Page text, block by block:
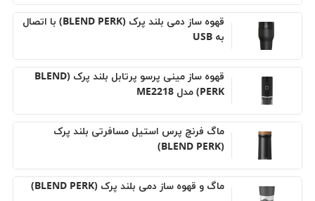
قهوه ساز دمی بلند پرک (BLEND PERK) با اتصال
به USB
قهوه ساز مینی پرسو پرتابل بلند پرک (BLEND
PERK) مدل ME2218
ماگ فرنچ پرس استيل مسافرتی بلند پرک
(BLEND PERK)
ماگ و قهوه ساز دمی بلند پرک (BLEND PERK)